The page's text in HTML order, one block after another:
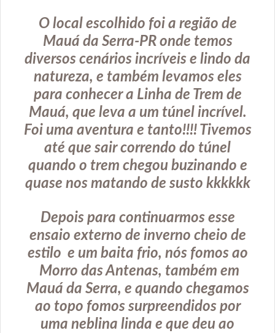
O local escolhido foi a região de
Mauá da Serra-PR onde temos
diversos cenários incríveis e lindo da
natureza, e também levamos eles
para conhecer a Linha de Trem de
Mauá, que leva a um túnel incrível.
Foi uma aventura e tanto!!!! Tivemos
até que sair correndo do túnel
quando o trem chegou buzinando e
quase nos matando de susto kkkkkk
Depois para continuarmos esse
ensaio externo de inverno cheio de
estilo e um baita frio, nós fomos ao
Morro das Antenas, também em
Mauá da Serra, e quando chegamos
ao topo fomos surpreendidos por
uma neblina linda e que deu ao